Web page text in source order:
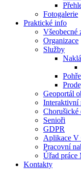
Fotogalerie
Praktické info
Všeobecné
Organizace
Služby
Geoportál
Interaktivní
Chorušické
Senioři
GDPR
Aplikace
Pracovní
Úřad práce
Kontakty